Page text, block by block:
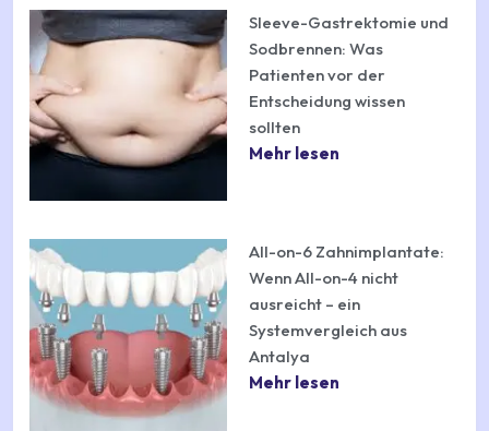
Sleeve-Gastrektomie und
Sodbrennen: Was
Patienten vor der
Entscheidung wissen
sollten
Mehr lesen
All-on-6 Zahnimplantate:
Wenn All-on-4 nicht
ausreicht – ein
Systemvergleich aus
Antalya
Mehr lesen